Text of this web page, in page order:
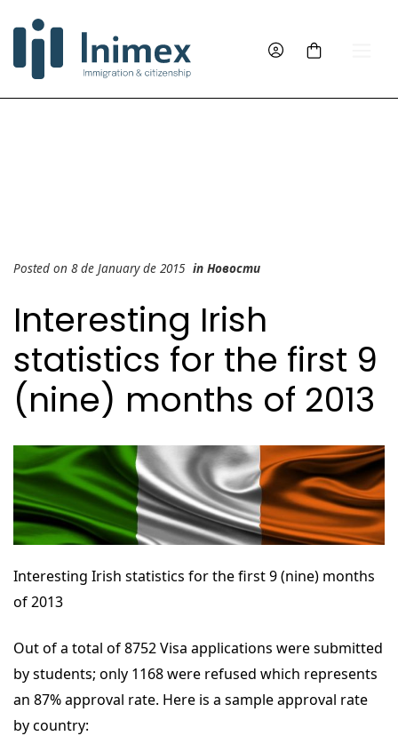
Posted on 8 de January de 2015 in Новости
Interesting Irish
statistics for the first 9
(nine) months of 2013
Interesting Irish statistics for the first 9 (nine) months
of 2013
Out of a total of 8752 Visa applications were submitted
by students; only 1168 were refused which represents
an 87% approval rate. Here is a sample approval rate
by country: